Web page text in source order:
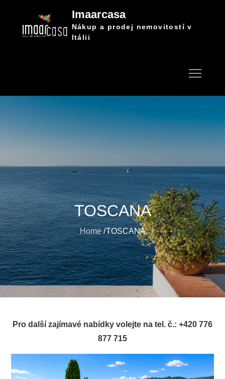
content
Imaarcasa
Nákup a prodej nemovitostí v
Itálii
TOSCANA
Home TOSCANA
Pro další zajímavé nabídky volejte na tel. č.: +420 776
877 715